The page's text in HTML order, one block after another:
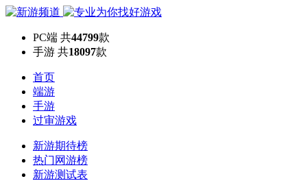
PC端 共44799款
手游 共18097款
首页
端游
手游
过审游戏
新游期待榜
热门网游榜
新游测试表